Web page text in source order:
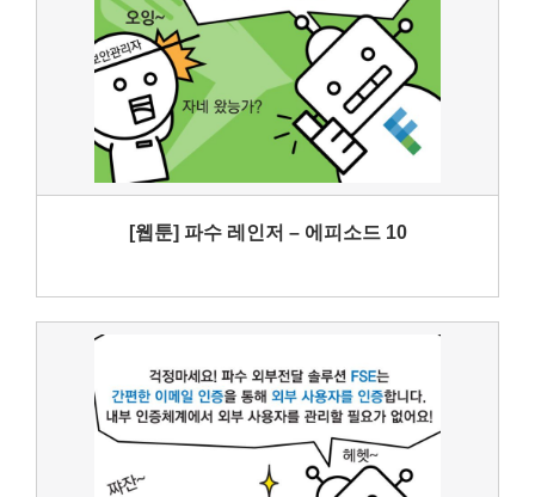
[웹툰] 파수 레인저 – 에피소드 10